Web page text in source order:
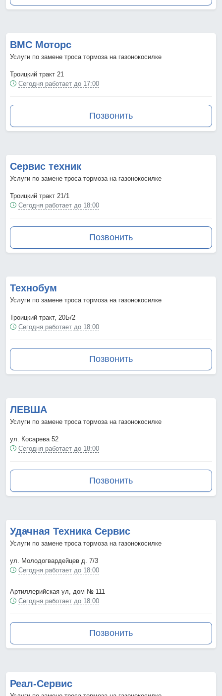
ВМС Моторс
Услуги по замене троса тормоза на газонокосилке
Троицкий тракт 21
Сегодня работает до 17:00
Позвонить
Сервис техник
Услуги по замене троса тормоза на газонокосилке
Троицкий тракт 21/1
Сегодня работает до 18:00
Позвонить
Технобум
Услуги по замене троса тормоза на газонокосилке
Троицкий тракт, 20Б/2
Сегодня работает до 18:00
Позвонить
ЛЕВША
Услуги по замене троса тормоза на газонокосилке
ул. Косарева 52
Сегодня работает до 18:00
Позвонить
Удачная Техника Сервис
Услуги по замене троса тормоза на газонокосилке
ул. Молодогвардейцев д. 7/3
Сегодня работает до 18:00
Артиллерийская ул, дом № 111
Сегодня работает до 18:00
Позвонить
Реал-Сервис